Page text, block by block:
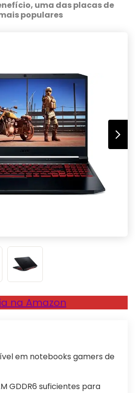
uma das placas de
populares
na Amazon
em notebooks gamers de
GDDR6 suficientes para